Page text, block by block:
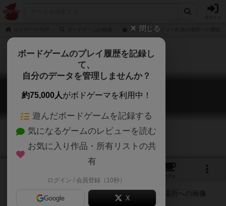
マーダーミステリー約束の場所への通販/
約束の場所へ
Yakusokuno Bashohe
カフェ
閉じる
ボードゲームのプレイ履歴を記録し
て、
自分のデータを管理しませんか？
約75,000人がボドゲーマを利用中！
遊んだボードゲームを記録する
気になるゲームのレビューを読む
お気に入り作品・所有リストの共
有
ログイン / 会員登録（10秒）
Google X